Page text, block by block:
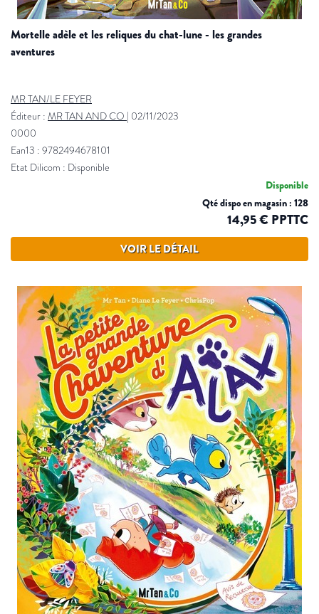
mortelle adèle et les reliques du chat-lune - les grandes
aventures
MR TAN/LE FEYER
Éditeur : MR TAN AND CO | 02/11/2023
0000
Ean13 : 9782494678101
Etat Dilicom : Disponible
Disponible
Qté dispo en magasin : 128
14,95 € PPTTC
VOIR LE DÉTAIL